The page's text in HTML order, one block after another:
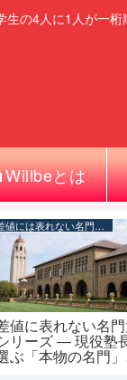
生の4人に1人が一
とは
偏差値には表れない名門大学シリーズ
値に表れない名
リーズ ― 現役塾
ぶ「本物の名門